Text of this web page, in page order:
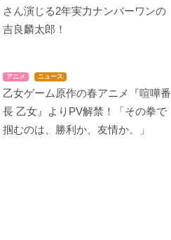
さん演じる2年実力ナンバーワンの
吉良麟太郎！
アニメ ニュース
乙女ゲーム原作の春アニメ『喧嘩番
長 乙女』よりPV解禁！「その拳で
掴むのは、勝利か、友情か。」